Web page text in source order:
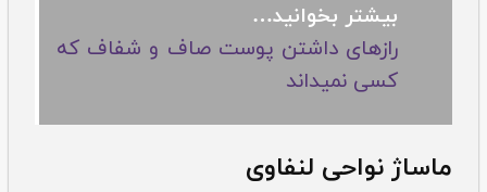
بیشتر بخوانید…
رازهای داشتن پوست صاف و شفاف که
کسی نمیداند
ماساژ نواحی لنفاوی